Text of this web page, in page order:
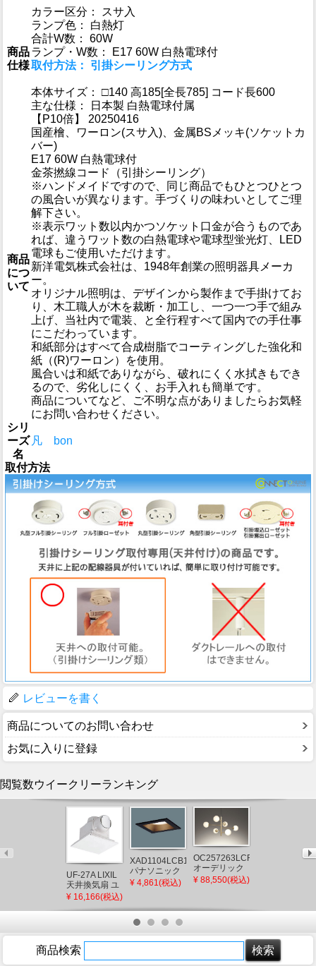
商品
仕様
カラー区分： スサ入
ランプ色： 白熱灯
合計W数： 60W
ランプ・W数： E17 60W 白熱電球付
取付方法： 引掛シーリング方式
本体サイズ： □140 高185[全長785] コード長600
主な仕様： 日本製 白熱電球付属
【P10倍】 20250416
商品
につ
いて
国産檜、ワーロン(スサ入)、金属BSメッキ(ソケットカ
バー)
E17 60W 白熱電球付
金茶撚線コード（引掛シーリング）
※ハンドメイドですので、同じ商品でもひとつひとつ
の風合いが異なります。手づくりの味わいとしてご理
解下さい。
※表示ワット数以内かつソケット口金が合うものであ
れば、違うワット数の白熱電球や電球型蛍光灯、LED
電球もご使用いただけます。
新洋電気株式会社は、1948年創業の照明器具メーカ
ー。
オリジナル照明は、デザインから製作まで手掛けてお
り、木工職人が木を裁断・加工し、一つ一つ手で組み
上げ、当社内で電装、と全行程すべて国内での手仕事
にこだわっています。
和紙部分はすべて合成樹脂でコーティングした強化和
紙（(R)ワーロン）を使用。
風合いは和紙でありながら、破れにくく水拭きもでき
るので、劣化しにくく、お手入れも簡単です。
商品についてなど、ご不明な点がありましたらお気軽
にお問い合わせください。
シリ
ーズ
名
凡 bon
取付方法
レビューを書く
商品についてのお問い合わせ
お気に入りに登録
閲覧数ウイークリーランキング
UF-27A LIXIL
天井換気扇 ユ
ニットバス用
(UF-23A 後継
品)
¥ 16,166(税込)
XAD1104LCB1
パナソニック
角型ダウンラ
球色 調光 拡散
(XLGB77532CB1
¥ 4,861(税込)
OC257263LCR
オーデリック
シャンデリア
¥ 88,550(税込)
似品)
商品検索